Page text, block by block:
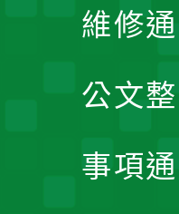
維修
公文
事項